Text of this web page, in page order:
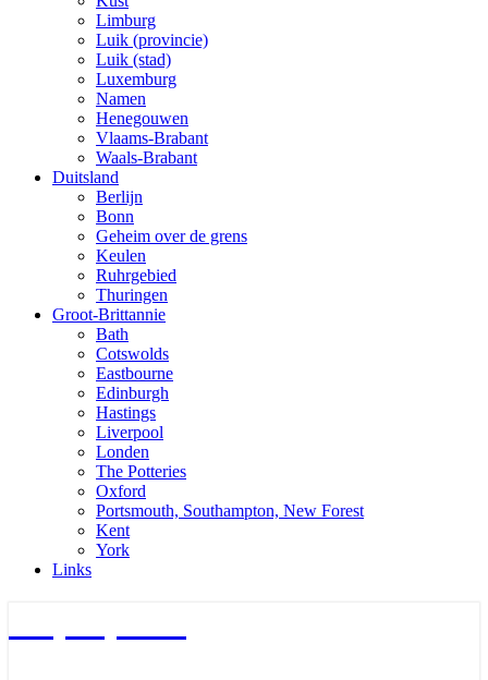
Limburg
Luik (provincie)
Luik (stad)
Luxemburg
Namen
Henegouwen
Vlaams-Brabant
Waals-Brabant
Duitsland
Berlijn
Bonn
Geheim over de grens
Keulen
Ruhrgebied
Thuringen
Groot-Brittannie
Bath
Cotswolds
Eastbourne
Edinburgh
Hastings
Liverpool
Londen
The Potteries
Oxford
Portsmouth, Southampton, New Forest
Kent
York
Links